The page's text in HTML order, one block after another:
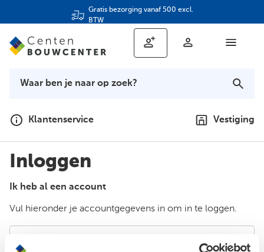
Gratis bezorging vanaf 500 excl.
BTW
Klantenservice Vestiging
Inloggen
Ik heb al een account
Vul hieronder je accountgegevens in om in te loggen.